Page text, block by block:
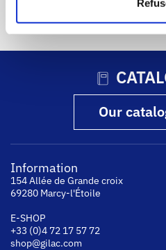
Our
Information
154 Allée de Grande croix
69280 Marcy-l'Étoile
E-SHOP
+33 (0)4 72 17 57 72
shop@gilac.com